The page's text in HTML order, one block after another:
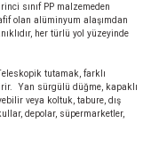
sınıf PP malzemeden
olan alüminyum alaşımdan
her türlü yol yüzeyinde
tutamak, farklı
Yan sürgülü düğme, kapaklı
veya koltuk, tabure, dış
depolar, süpermarketler,